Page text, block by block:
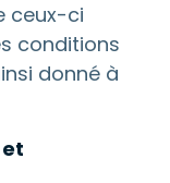
ceux-ci
conditions
donné à